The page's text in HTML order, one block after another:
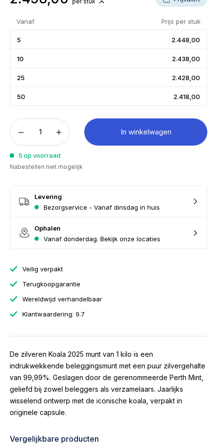
Vanaf Prijs per stuk
5 2.448,00
10 2.438,00
25 2.428,00
50 2.418,00
In winkelwagen
5 op voorraad
Nabestellen niet mogelijk
Levering
Bezorgservice - Vanaf dinsdag in huis
Ophalen
Vanaf donderdag. Bekijk onze locaties
Veilig verpakt
Terugkoopgarantie
Wereldwijd verhandelbaar
Klantwaardering: 9.7
De zilveren Koala 2025 munt van 1 kilo is een
indrukwekkende beleggingsmunt met een puur zilvergehalte
van 99,99%. Geslagen door de gerenommeerde Perth Mint,
geliefd bij zowel beleggers als verzamelaars. Jaarlijks
wisselend ontwerp met de iconische koala, verpakt in
originele capsule.
Vergelijkbare producten